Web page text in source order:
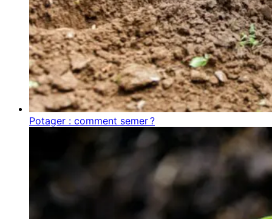
Potager : comment semer ?